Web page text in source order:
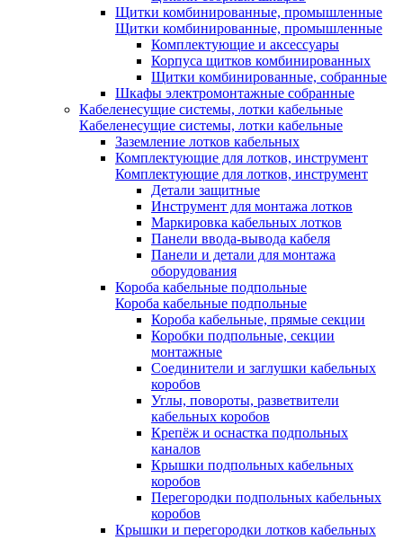
Щитки комбинированные, промышленные
Щитки комбинированные, промышленные
Комплектующие и аксессуары
Корпуса щитков комбинированных
Щитки комбинированные, собранные
Шкафы электромонтажные собранные
Кабеленесущие системы, лотки кабельные
Кабеленесущие системы, лотки кабельные
Заземление лотков кабельных
Комплектующие для лотков, инструмент
Комплектующие для лотков, инструмент
Детали защитные
Инструмент для монтажа лотков
Маркировка кабельных лотков
Панели ввода-вывода кабеля
Панели и детали для монтажа
оборудования
Короба кабельные подпольные
Короба кабельные подпольные
Короба кабельные, прямые секции
Коробки подпольные, секции
монтажные
Соединители и заглушки кабельных
коробов
Углы, повороты, разветвители
кабельных коробов
Крепёж и оснастка подпольных
каналов
Крышки подпольных кабельных
коробов
Перегородки подпольных кабельных
коробов
Крышки и перегородки лотков кабельных